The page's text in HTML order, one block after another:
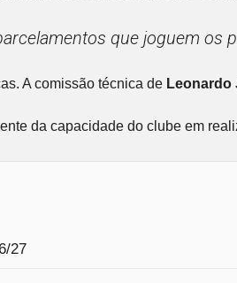
que joguem
A comissão técnica de Leonardo
da capacidade do clube em
27